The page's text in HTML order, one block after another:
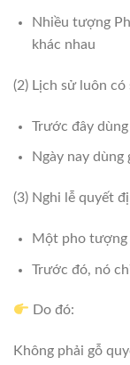
Nhiều tượng
khác nhau
(2) Lịch sử luôn
Trước đây
Ngày nay
(3) Nghi lễ quyết
Một pho
Trước đó, nó
Do đó:
Không phải gỗ